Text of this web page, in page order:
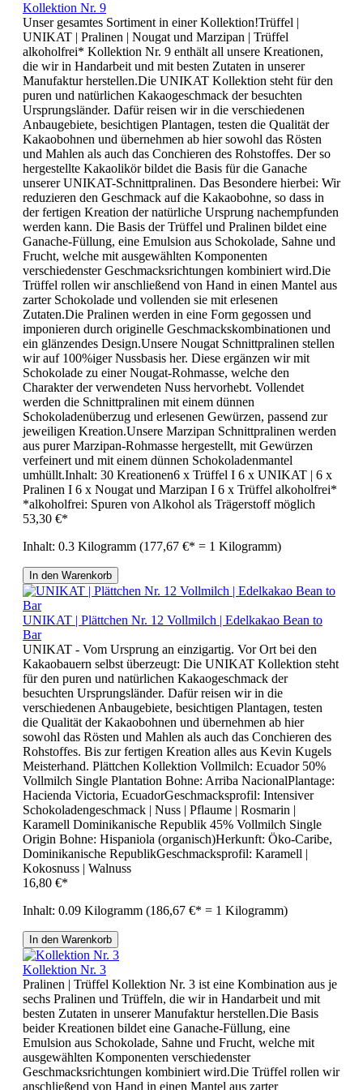
Kollektion Nr. 9
Unser gesamtes Sortiment in einer Kollektion!Trüffel |
UNIKAT | Pralinen | Nougat und Marzipan | Trüffel
alkoholfrei* Kollektion Nr. 9 enthält all unsere Kreationen,
die wir in Handarbeit und mit besten Zutaten in unserer
Manufaktur herstellen.Die UNIKAT Kollektion steht für den
puren und natürlichen Kakaogeschmack der besuchten
Ursprungsländer. Dafür reisen wir in die verschiedenen
Anbaugebiete, besichtigen Plantagen, testen die Qualität der
Kakaobohnen und übernehmen ab hier sowohl das Rösten
und Mahlen als auch das Conchieren des Rohstoffes. Der so
hergestellte Kakaolikör bildet die Basis für die Ganache
unserer UNIKAT-Schnittpralinen. Das Besondere hierbei: Wir
reduzieren den Geschmack auf die Kakaobohne, so dass in
der fertigen Kreation der natürliche Ursprung nachempfunden
werden kann. Die Basis der Trüffel und Pralinen bildet eine
Ganache-Füllung, eine Emulsion aus Schokolade, Sahne und
Frucht, welche mit ausgewählten Komponenten
verschiedenster Geschmacksrichtungen kombiniert wird.Die
Trüffel rollen wir anschließend von Hand in einen Mantel aus
zarter Schokolade und vollenden sie mit erlesenen
Zutaten.Die Pralinen werden in eine Form gegossen und
imponieren durch originelle Geschmackskombinationen und
ein glänzendes Design.Unsere Nougat Schnittpralinen stellen
wir auf 100%iger Nussbasis her. Diese ergänzen wir mit
Schokolade zu einer Nougat-Rohmasse, welche den
Charakter der verwendeten Nuss hervorhebt. Vollendet
werden die Schnittpralinen mit einem dünnen
Schokoladenüberzug und erlesenen Gewürzen, passend zur
jeweiligen Kreation.Unsere Marzipan Schnittpralinen werden
aus purer Marzipan-Rohmasse hergestellt, mit Gewürzen
verfeinert und mit einem dünnen Schokoladenmantel
umhüllt.Inhalt: 30 Kreationen6 x Trüffel I 6 x UNIKAT | 6 x
Pralinen I 6 x Nougat und Marzipan I 6 x Trüffel alkoholfrei*
*alkoholfrei: Spuren von Alkohol als Trägerstoff möglich
53,30 €*
Inhalt: 0.3 Kilogramm (177,67 €* = 1 Kilogramm)
In den Warenkorb
UNIKAT | Plättchen Nr. 12 Vollmilch | Edelkakao Bean to
Bar
UNIKAT - Vom Ursprung an einzigartig. Vor Ort bei den
Kakaobauern selbst überzeugt: Die UNIKAT Kollektion steht
für den puren und natürlichen Kakaogeschmack der
besuchten Ursprungsländer. Dafür reisen wir in die
verschiedenen Anbaugebiete, besichtigen Plantagen, testen
die Qualität der Kakaobohnen und übernehmen ab hier
sowohl das Rösten und Mahlen als auch das Conchieren des
Rohstoffes. Bis zur fertigen Kreation alles aus Kevin Kugels
Meisterhand. Plättchen Kollektion Vollmilch: Ecuador 50%
Vollmilch Single Plantation Bohne: Arriba NacionalPlantage:
Hacienda Victoria, EcuadorGeschmacksprofil: Intensiver
Schokoladengeschmack | Nuss | Pflaume | Rosmarin |
Karamell Dominikanische Republik 45% Vollmilch Single
Origin Bohne: Hispaniola (organisch)Herkunft: Öko-Caribe,
Dominikanische RepublikGeschmacksprofil: Karamell |
Kokosnuss | Walnuss
16,80 €*
Inhalt: 0.09 Kilogramm (186,67 €* = 1 Kilogramm)
In den Warenkorb
Kollektion Nr. 3
Pralinen | Trüffel Kollektion Nr. 3 ist eine Kombination aus je
sechs Pralinen und Trüffeln, die wir in Handarbeit und mit
besten Zutaten in unserer Manufaktur herstellen.Die Basis
beider Kreationen bildet eine Ganache-Füllung, eine
Emulsion aus Schokolade, Sahne und Frucht, welche mit
ausgewählten Komponenten verschiedenster
Geschmacksrichtungen kombiniert wird.Die Trüffel rollen wir
anschließend von Hand in einen Mantel aus zarter